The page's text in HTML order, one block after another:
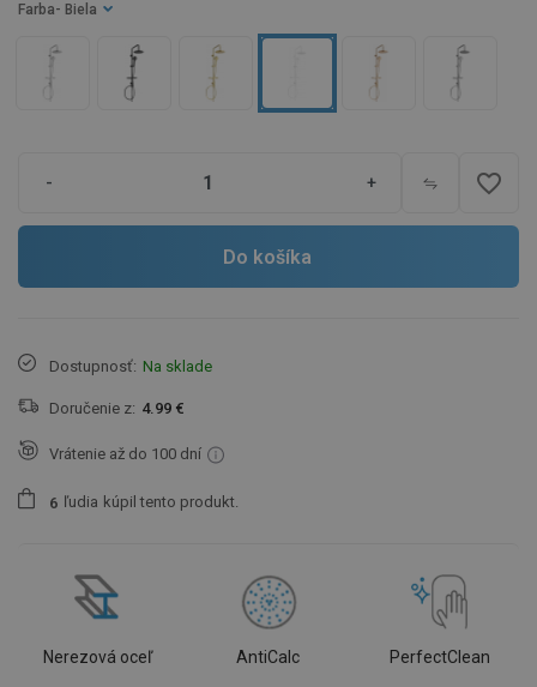
Farba - Biela
- + favorite_border
Do košíka
Dostupnosť: Na sklade
Doručenie z: 4.99 €
Vrátenie až do 100 dní
6 ľudia kúpil tento produkt.
Nerezová oceľ AntiCalc PerfectClean